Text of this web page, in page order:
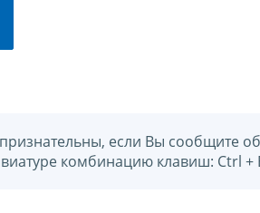
если Вы сообщите
комбинацию клавиш: Ctrl